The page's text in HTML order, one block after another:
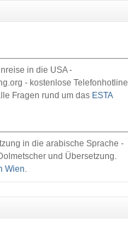
in die USA -
- kostenlose Telefonhotline
Fragen rund um das ESTA
in die arabische Sprache -
und Übersetzung.
Wien.